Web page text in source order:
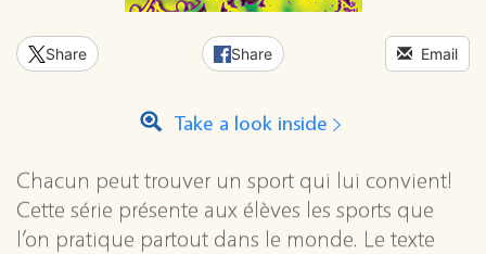
Share Share Email
Take a look inside
Chacun peut trouver un sport qui lui convient!
Cette série présente aux élèves les sports que
l’on pratique partout dans le monde. Le texte